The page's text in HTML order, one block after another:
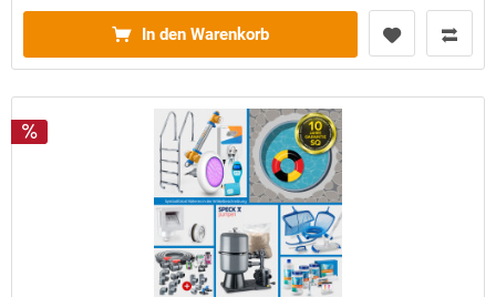
In den Warenkorb